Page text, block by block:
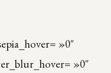
»0″
»0″